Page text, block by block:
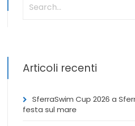
Articoli recenti
SferraSwim Cup 2026 a
festa sul mare